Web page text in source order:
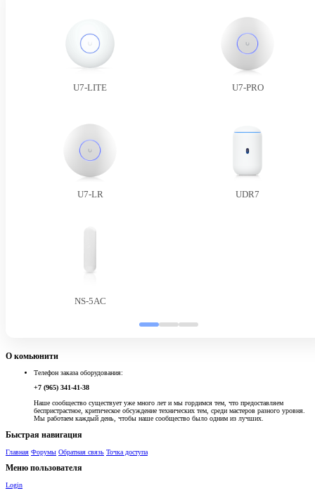
U7-LITE U7-PRO
U7-LR UDR7
NS-5AC
О комьюнити
Телефон заказа оборудования:
+7 (965) 341-41-38
Наше сообщество существует уже много лет и мы гордимся тем, что предоставляем
беспристрастное, критическое обсуждение технических тем, среди мастеров разного уровня.
Мы работаем каждый день, чтобы наше сообщество было одним из лучших.
Быстрая навигация
Главная Форумы Обратная связь Точка доступа
Меню пользователя
Login